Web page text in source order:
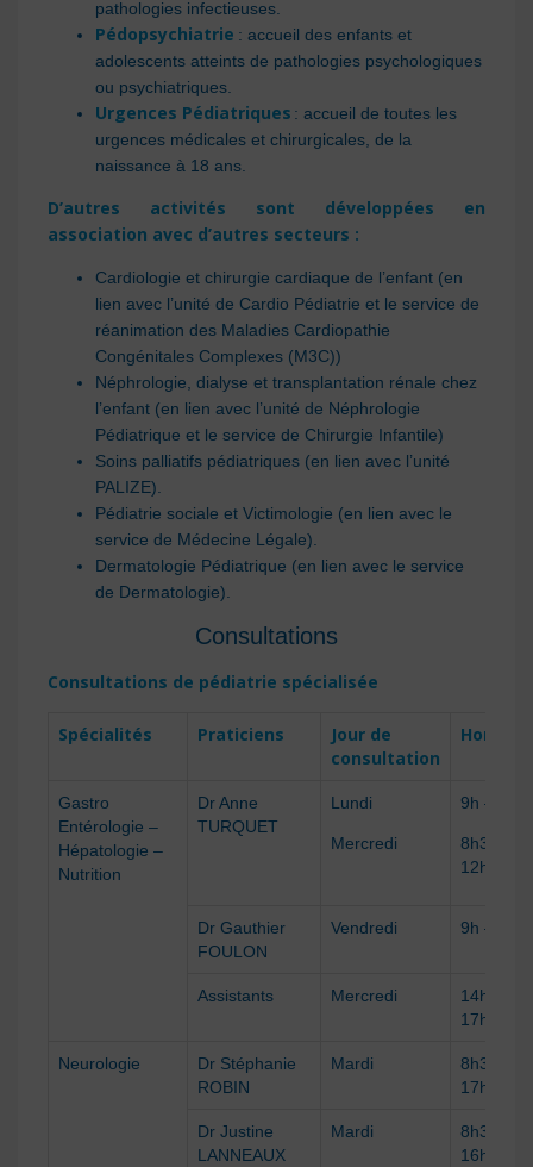
pathologies infectieuses.
Pédopsychiatrie : accueil des enfants et
adolescents atteints de pathologies psychologiques
ou psychiatriques.
Urgences Pédiatriques : accueil de toutes les
urgences médicales et chirurgicales, de la
naissance à 18 ans.
D’autres activités sont développées en
association avec d’autres secteurs :
Cardiologie et chirurgie cardiaque de l’enfant (en
lien avec l’unité de Cardio Pédiatrie et le service de
réanimation des Maladies Cardiopathie
Congénitales Complexes (M3C))
Néphrologie, dialyse et transplantation rénale chez
l’enfant (en lien avec l’unité de Néphrologie
Pédiatrique et le service de Chirurgie Infantile)
Soins palliatifs pédiatriques (en lien avec l’unité
PALIZE).
Pédiatrie sociale et Victimologie (en lien avec le
service de Médecine Légale).
Dermatologie Pédiatrique (en lien avec le service
de Dermatologie).
Consultations
Consultations de pédiatrie spécialisée
Spécialités Praticiens
Jour de
consultation
Horaires
Gastro
Entérologie –
Hépatologie –
Nutrition
Dr Anne
TURQUET
Lundi
Mercredi
9h – 12h
8h30 –
12h
Dr Gauthier
FOULON
Vendredi 9h – 16h
Assistants Mercredi
14h –
17h
Neurologie
Dr Stéphanie
ROBIN
Mardi
8h30 –
17h
Dr Justine
LANNEAUX
Mardi
8h30 –
16h